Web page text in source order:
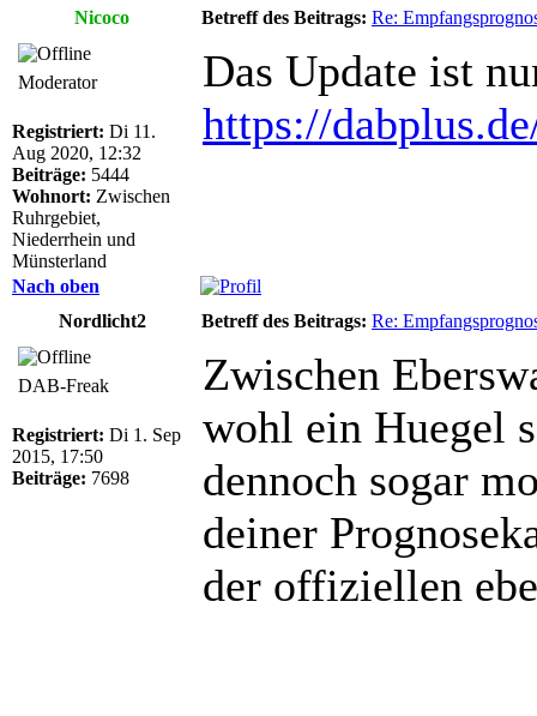
Nicoco
Betreff des Beitrags: Re:
Moderator
Registriert: Di 11.
Aug 2020, 12:32
Beiträge: 5444
Wohnort: Zwischen
Ruhrgebiet,
Niederrhein und
Münsterland
Das Update ist
https://
Nach oben
Nordlicht2
Betreff des Beitrags: Re:
DAB-Freak
Registriert: Di 1. Sep
2015, 17:50
Beiträge: 7698
Zwischen
wohl ein Huegel
dennoch sogar
deiner
der offiziellen